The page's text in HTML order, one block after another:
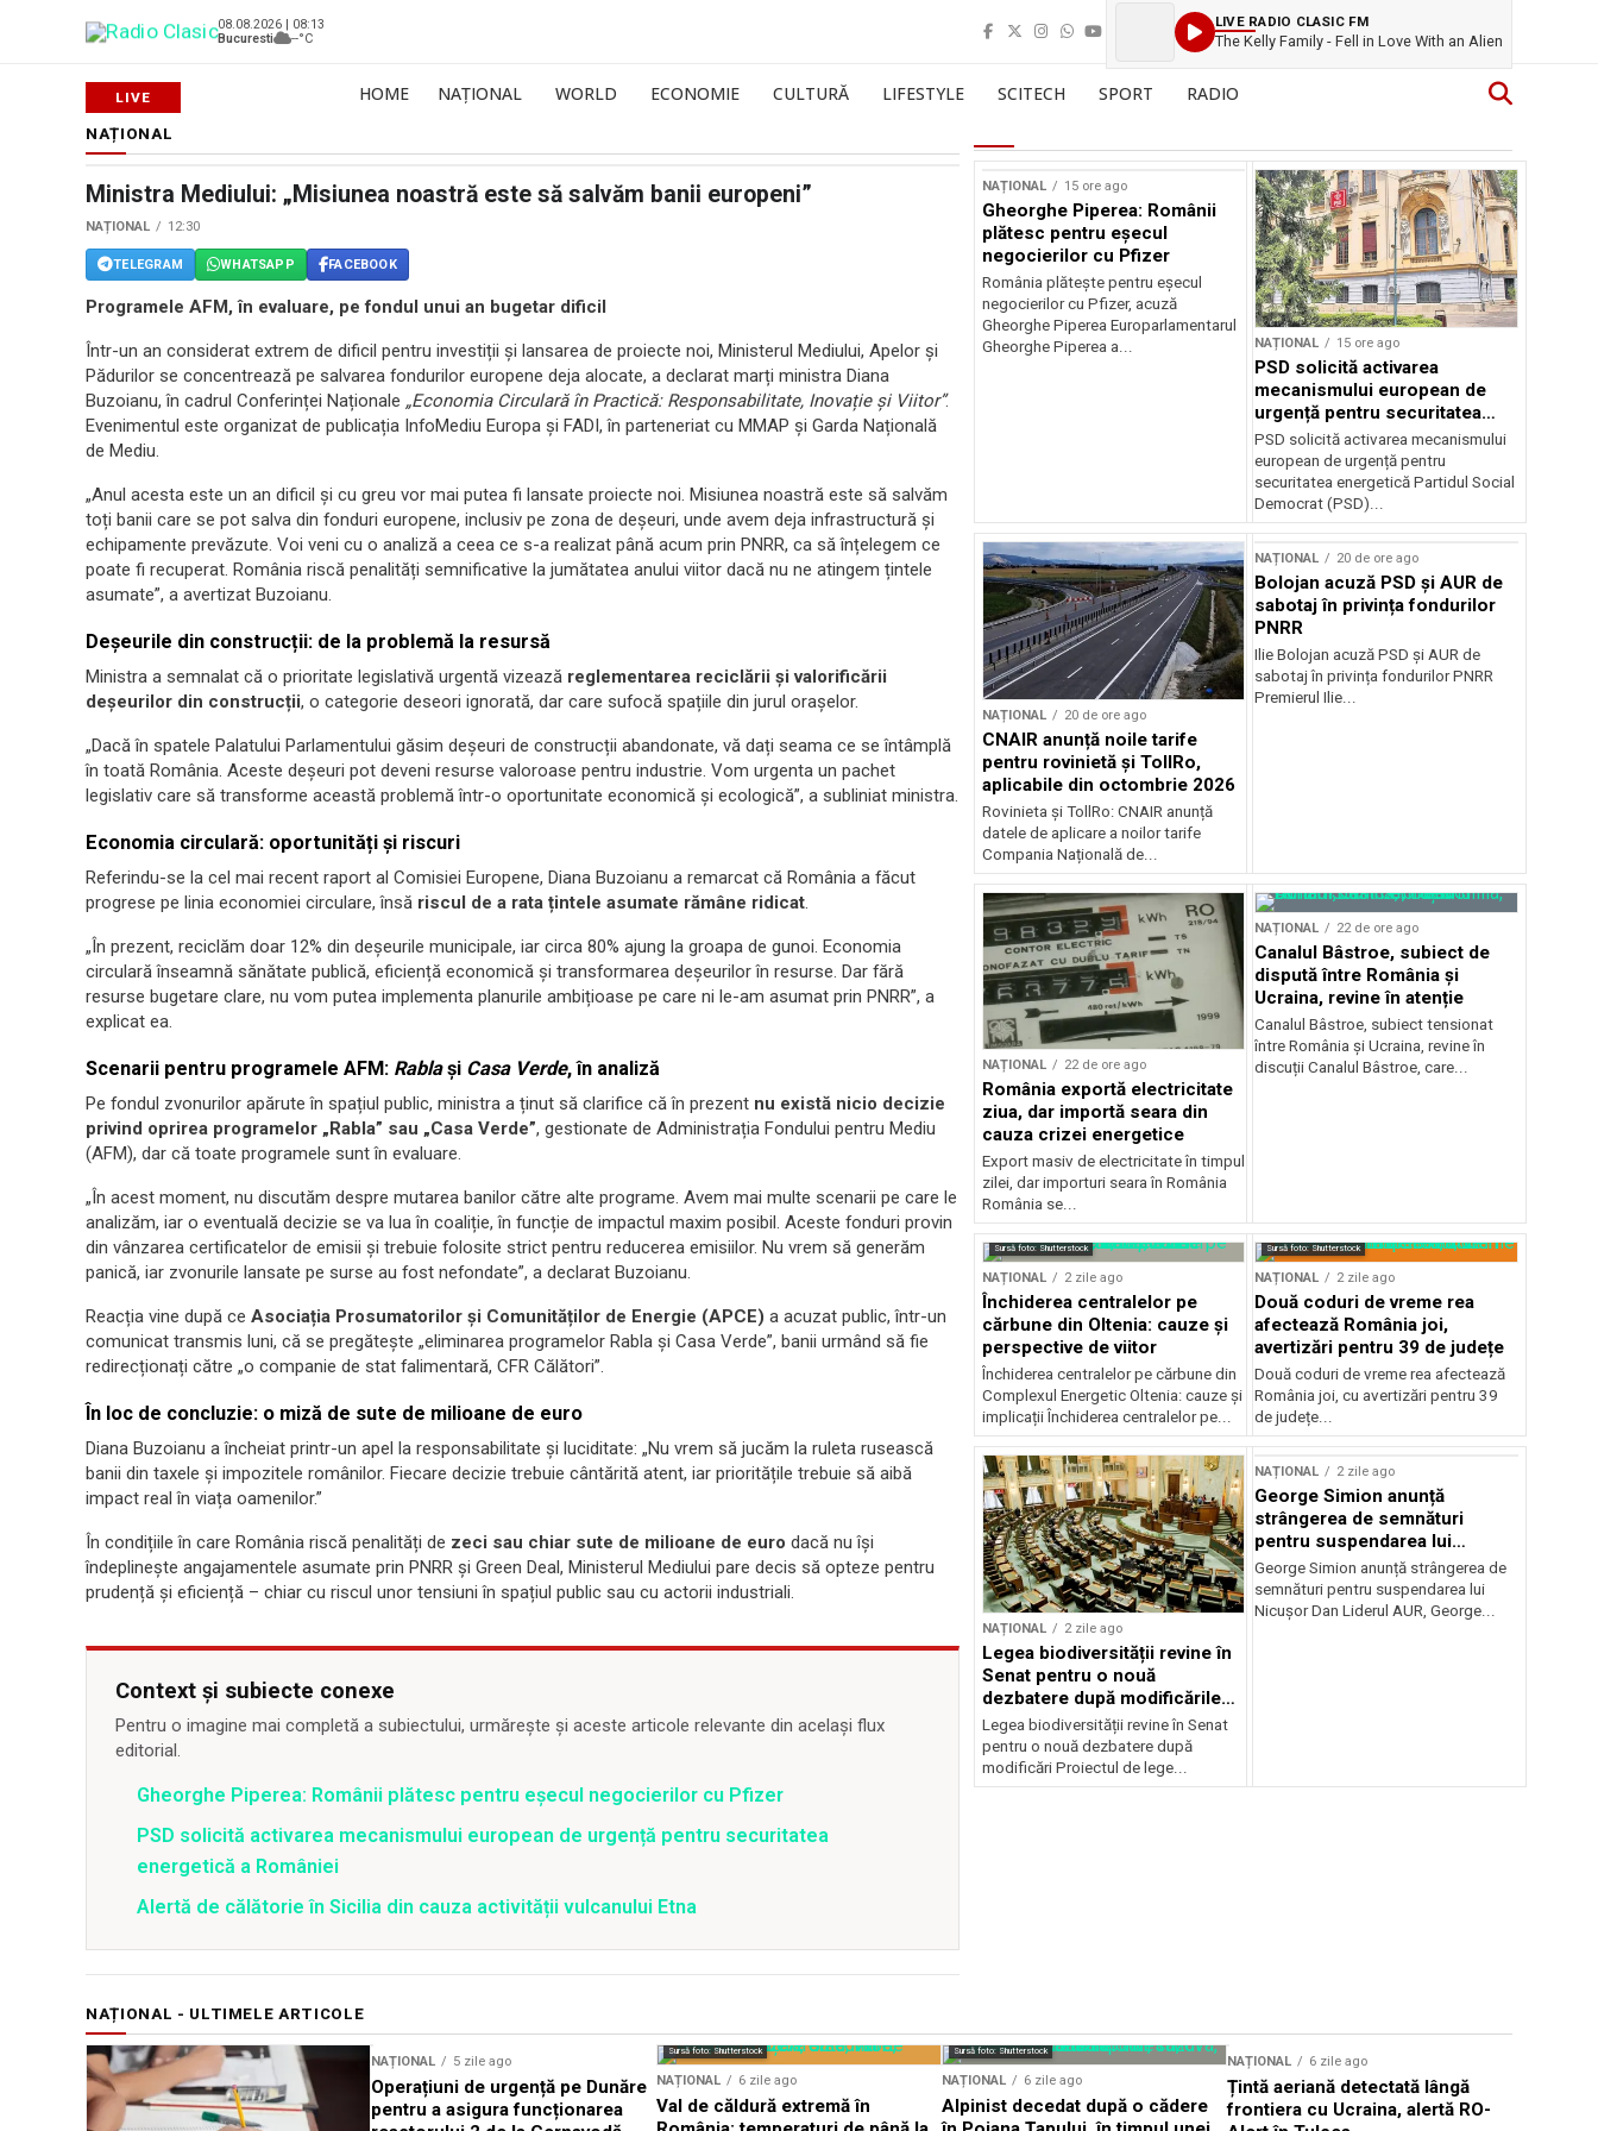
08.08.2026 | 08:13
Bucuresti
--°C
LIVE RADIO CLASIC FM
The Kelly Family - Fell in Love With an Alien
HOME NAȚIONAL WORLD ECONOMIE CULTURĂ LIFESTYLE SCITECH SPORT RADIO
NAȚIONAL
Ministra Mediului: „Misiunea noastră este să salvăm banii europeni”
NAȚIONAL 12:30
TELEGRAM WHATSAPP FACEBOOK
Programele AFM, în evaluare, pe fondul unui an bugetar dificil
Într-un an considerat extrem de dificil pentru investiții și lansarea de proiecte noi, Ministerul Mediului, Apelor și
Pădurilor se concentrează pe salvarea fondurilor europene deja alocate, a declarat marți ministra Diana
Buzoianu, în cadrul Conferinței Naționale „Economia Circulară în Practică: Responsabilitate, Inovație și Viitor”.
Evenimentul este organizat de publicația InfoMediu Europa și FADI, în parteneriat cu MMAP și Garda Națională
de Mediu.
„Anul acesta este un an dificil și cu greu vor mai putea fi lansate proiecte noi. Misiunea noastră este să salvăm
toți banii care se pot salva din fonduri europene, inclusiv pe zona de deșeuri, unde avem deja infrastructură și
echipamente prevăzute. Voi veni cu o analiză a ceea ce s-a realizat până acum prin PNRR, ca să înțelegem ce
poate fi recuperat. România riscă penalități semnificative la jumătatea anului viitor dacă nu ne atingem țintele
asumate”, a avertizat Buzoianu.
Deșeurile din construcții: de la problemă la resursă
Ministra a semnalat că o prioritate legislativă urgentă vizează reglementarea reciclării și valorificării
deșeurilor din construcții, o categorie deseori ignorată, dar care sufocă spațiile din jurul orașelor.
„Dacă în spatele Palatului Parlamentului găsim deșeuri de construcții abandonate, vă dați seama ce se întâmplă
în toată România. Aceste deșeuri pot deveni resurse valoroase pentru industrie. Vom urgenta un pachet
legislativ care să transforme această problemă într-o oportunitate economică și ecologică”, a subliniat ministra.
Economia circulară: oportunități și riscuri
Referindu-se la cel mai recent raport al Comisiei Europene, Diana Buzoianu a remarcat că România a făcut
progrese pe linia economiei circulare, însă riscul de a rata țintele asumate rămâne ridicat.
„În prezent, reciclăm doar 12% din deșeurile municipale, iar circa 80% ajung la groapa de gunoi. Economia
circulară înseamnă sănătate publică, eficiență economică și transformarea deșeurilor în resurse. Dar fără
resurse bugetare clare, nu vom putea implementa planurile ambițioase pe care ni le-am asumat prin PNRR”, a
explicat ea.
Scenarii pentru programele AFM: Rablași Casa Verde, în analiză
Pe fondul zvonurilor apărute în spațiul public, ministra a ținut să clarifice că în prezent nu există nicio decizie
privind oprirea programelor „Rabla” sau „Casa Verde”, gestionate de Administrația Fondului pentru Mediu
(AFM), dar că toate programele sunt în evaluare.
„În acest moment, nu discutăm despre mutarea banilor către alte programe. Avem mai multe scenarii pe care le
analizăm, iar o eventuală decizie se va lua în coaliție, în funcție de impactul maxim posibil. Aceste fonduri provin
din vânzarea certificatelor de emisii și trebuie folosite strict pentru reducerea emisiilor. Nu vrem să generăm
panică, iar zvonurile lansate pe surse au fost nefondate”, a declarat Buzoianu.
Reacția vine după ce Asociația Prosumatorilor și Comunităților de Energie (APCE) a acuzat public, într-un
comunicat transmis luni, că se pregătește „eliminarea programelor Rabla și Casa Verde”, banii urmând să fie
redirecționați către „o companie de stat falimentară, CFR Călători”.
În loc de concluzie: o miză de sute de milioane de euro
Diana Buzoianu a încheiat printr-un apel la responsabilitate și luciditate: „Nu vrem să jucăm la ruleta rusească
banii din taxele și impozitele românilor. Fiecare decizie trebuie cântărită atent, iar prioritățile trebuie să aibă
impact real în viața oamenilor.”
În condițiile în care România riscă penalități de zeci sau chiar sute de milioane de euro dacă nu își
îndeplinește angajamentele asumate prin PNRR și Green Deal, Ministerul Mediului pare decis să opteze pentru
prudență și eficiență – chiar cu riscul unor tensiuni în spațiul public sau cu actorii industriali.
Context și subiecte conexe
Pentru o imagine mai completă a subiectului, urmărește și aceste articole relevante din același flux
editorial.
Gheorghe Piperea: Românii plătesc pentru eșecul negocierilor cu Pfizer
PSD solicită activarea mecanismului european de urgență pentru securitatea
energetică a României
Alertă de călătorie în Sicilia din cauza activității vulcanului Etna
NAȚIONAL 15 ore ago
Gheorghe Piperea: Românii
plătesc pentru eșecul
negocierilor cu Pfizer
România plătește pentru eșecul
negocierilor cu Pfizer, acuză
Gheorghe Piperea Europarlamentarul
Gheorghe Piperea a...
NAȚIONAL 15 ore ago
PSD solicită activarea
mecanismului european de
urgență pentru securitatea
energetică a României
PSD solicită activarea mecanismului
european de urgență pentru
securitatea energetică Partidul Social
Democrat (PSD)...
NAȚIONAL 20 de ore ago
CNAIR anunță noile tarife
pentru rovinietă și TollRo,
aplicabile din octombrie 2026
Rovinieta și TollRo: CNAIR anunță
datele de aplicare a noilor tarife
Compania Națională de...
NAȚIONAL 20 de ore ago
Bolojan acuză PSD și AUR de
sabotaj în privința fondurilor
PNRR
Ilie Bolojan acuză PSD și AUR de
sabotaj în privința fondurilor PNRR
Premierul Ilie...
NAȚIONAL 22 de ore ago
România exportă electricitate
ziua, dar importă seara din
cauza crizei energetice
Export masiv de electricitate în timpul
zilei, dar importuri seara în România
România se...
NAȚIONAL 22 de ore ago
Canalul Bâstroe, subiect de
dispută între România și
Ucraina, revine în atenție
Canalul Bâstroe, subiect tensionat
între România și Ucraina, revine în
discuții Canalul Bâstroe, care...
Sursă foto: Shutterstock
NAȚIONAL 2 zile ago
Închiderea centralelor pe
cărbune din Oltenia: cauze și
perspective de viitor
Închiderea centralelor pe cărbune din
Complexul Energetic Oltenia: cauze și
implicații Închiderea centralelor pe...
Sursă foto: Shutterstock
NAȚIONAL 2 zile ago
Două coduri de vreme rea
afectează România joi,
avertizări pentru 39 de județe
Două coduri de vreme rea afectează
România joi, cu avertizări pentru 39
de județe...
NAȚIONAL 2 zile ago
Legea biodiversității revine în
Senat pentru o nouă
dezbatere după modificările
deputaților
Legea biodiversității revine în Senat
pentru o nouă dezbatere după
modificări Proiectul de lege...
NAȚIONAL 2 zile ago
George Simion anunță
strângerea de semnături
pentru suspendarea lui
Nicușor Dan
George Simion anunță strângerea de
semnături pentru suspendarea lui
Nicușor Dan Liderul AUR, George...
NAȚIONAL - ULTIMELE ARTICOLE
NAȚIONAL 5 zile ago
Operațiuni de urgență pe Dunăre
pentru a asigura funcționarea
Sursă foto: Shutterstock
NAȚIONAL 6 zile ago
Val de căldură extremă în
Sursă foto: Shutterstock
NAȚIONAL 6 zile ago
Alpinist decedat după o cădere
NAȚIONAL 6 zile ago
Țintă aeriană detectată lângă
frontiera cu Ucraina, alertă RO-